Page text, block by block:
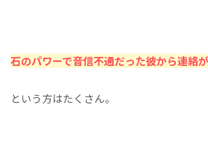
石のパワーで音信不通だった彼から連絡
という方はたくさん。